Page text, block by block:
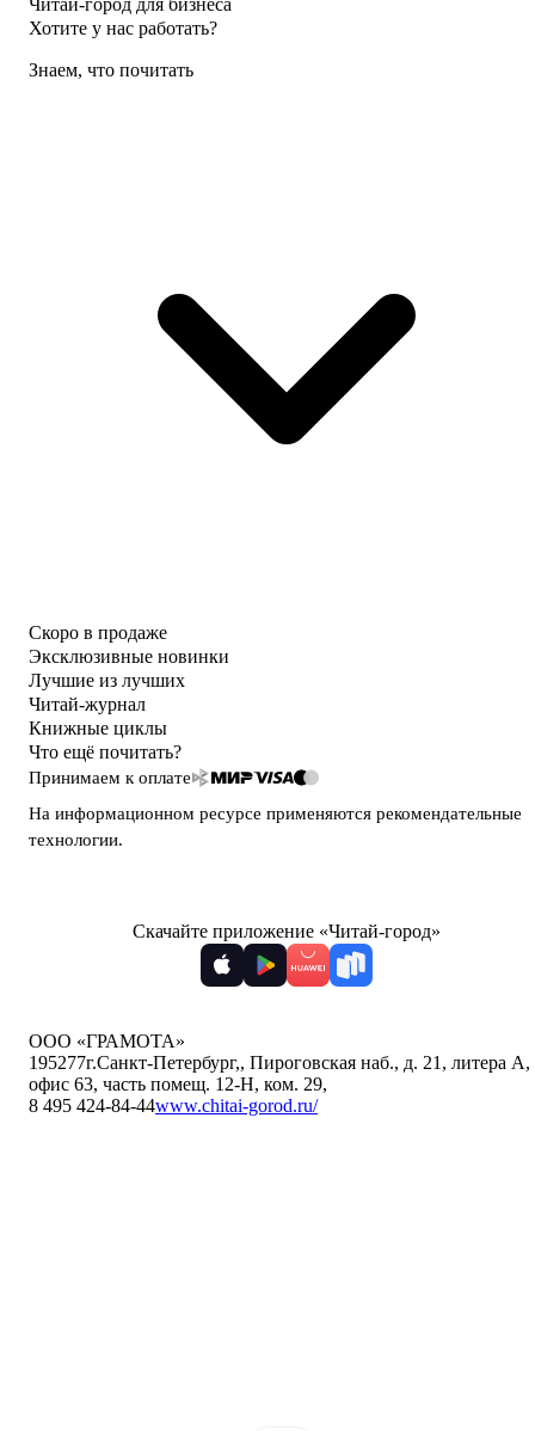
Читай-город для бизнеса
Хотите у нас работать?
Знаем, что почитать
Скоро в продаже
Эксклюзивные новинки
Лучшие из лучших
Читай-журнал
Книжные циклы
Что ещё почитать?
Принимаем к оплате
На информационном ресурсе применяются рекомендательные
технологии.
Скачайте приложение «Читай-город»
ООО «ГРАМОТА»
195277г.Санкт-Петербург,, Пироговская наб., д. 21, литера А,
офис 63, часть помещ. 12-Н, ком. 29,
8 495 424-84-44www.chitai-gorod.ru/